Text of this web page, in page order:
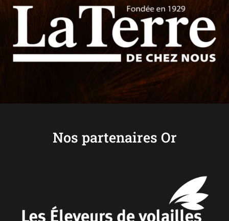
Nos partenaires Or